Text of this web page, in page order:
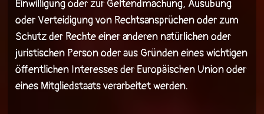
Einwilligung oder zur Geltendmachung, Ausübung
oder Verteidigung von Rechtsansprüchen oder zum
Schutz der Rechte einer anderen natürlichen oder
juristischen Person oder aus Gründen eines wichtigen
öffentlichen Interesses der Europäischen Union oder
eines Mitgliedstaats verarbeitet werden.